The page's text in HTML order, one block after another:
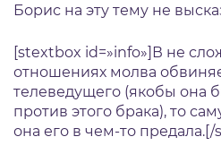
Борис на эту тему не
[stextbox id=»info»]В не
отношениях молва
телеведущего (якобы она
против этого брака), то
она его в чем-то